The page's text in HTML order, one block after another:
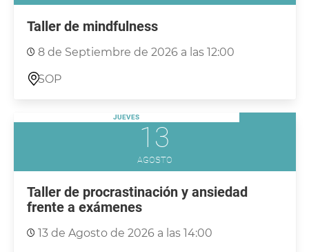
Taller de mindfulness
8 de Septiembre de 2026 a las 12:00
SOP
JUEVES
13
AGOSTO
Taller de procrastinación y ansiedad
frente a exámenes
13 de Agosto de 2026 a las 14:00